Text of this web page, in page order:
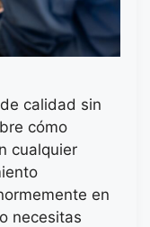
calidad sin
cómo
cualquier
en
necesitas